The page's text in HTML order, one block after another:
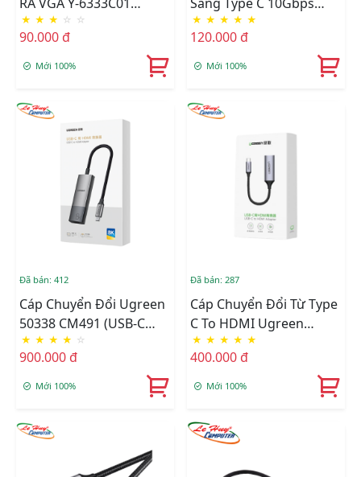
UNITEK
★ ★ ★ ☆ ☆
90.000 đ
Mới 100%
ORICO AH-AC10-GY
★ ★ ★ ★ ★
120.000 đ
Mới 100%
Đã bán: 412
Cáp Chuyển Đổi Ugreen
50338 CM491 (USB-C
Sang HDMI, 7cm, 8K
60Hz)
★ ★ ★ ★ ☆
900.000 đ
Mới 100%
Đã bán: 287
Cáp Chuyển Đổi Từ Type
C To HDMI Ugreen
(70444)
★ ★ ★ ★ ★
400.000 đ
Mới 100%